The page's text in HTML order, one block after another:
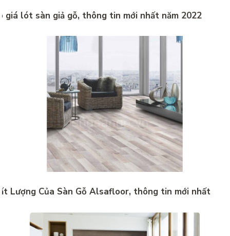
giá lót sàn giả gỗ, thông tin mới nhất năm 2022
Lượng Của Sàn Gỗ Alsafloor, thông tin mới nhất